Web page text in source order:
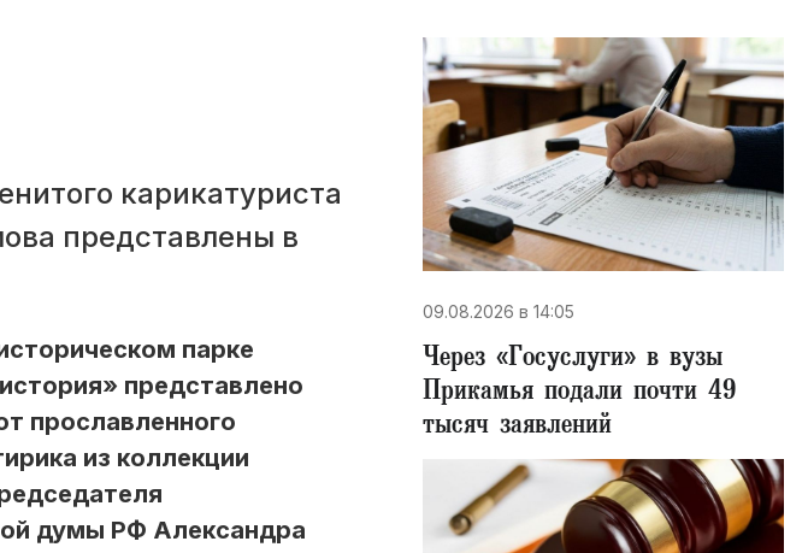
карикатуриста
представлены в
парке
представлено
прославленного
из коллекции
думы РФ Александра
09.08.2026 в 14:05
Через «Госуслуги» в вузы
Прикамья подали почти 49
тысяч заявлений